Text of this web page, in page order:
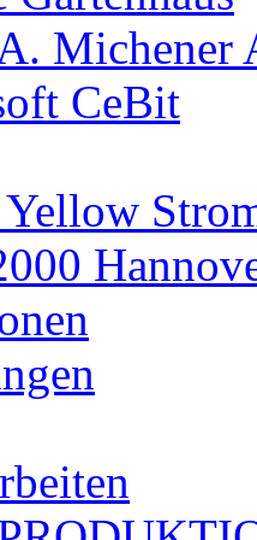
Michener
CeBit
Yellow